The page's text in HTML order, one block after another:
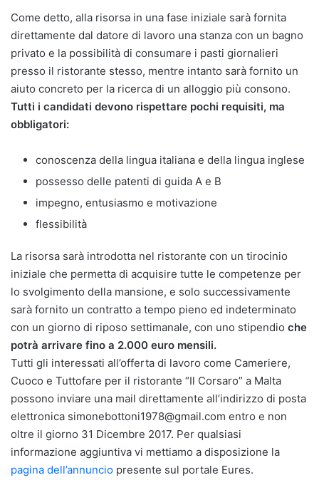
Come detto, alla risorsa in una fase iniziale sarà fornita
direttamente dal datore di lavoro una stanza con un bagno
privato e la possibilità di consumare i pasti giornalieri
presso il ristorante stesso, mentre intanto sarà fornito un
aiuto concreto per la ricerca di un alloggio più consono.
Tutti i candidati devono rispettare pochi requisiti, ma
obbligatori:
conoscenza della lingua italiana e della lingua inglese
possesso delle patenti di guida A e B
impegno, entusiasmo e motivazione
flessibilità
La risorsa sarà introdotta nel ristorante con un tirocinio
iniziale che permetta di acquisire tutte le competenze per
lo svolgimento della mansione, e solo successivamente
sarà fornito un contratto a tempo pieno ed indeterminato
con un giorno di riposo settimanale, con uno stipendio che
potrà arrivare fino a 2.000 euro mensili.
Tutti gli interessati all’offerta di lavoro come Cameriere,
Cuoco e Tuttofare per il ristorante “Il Corsaro” a Malta
possono inviare una mail direttamente all’indirizzo di posta
elettronica simonebottoni1978@gmail.com entro e non
oltre il giorno 31 Dicembre 2017. Per qualsiasi
informazione aggiuntiva vi mettiamo a disposizione la
pagina dell’annuncio presente sul portale Eures.